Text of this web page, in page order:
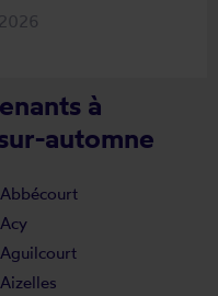
du
????
à
automne
Abbécourt
Acy
Aguilcourt
Aizelles